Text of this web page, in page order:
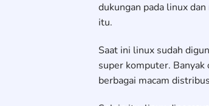
dukungan pada linux
itu.
Saat ini linux sudah
super komputer. Banyak
berbagai macam